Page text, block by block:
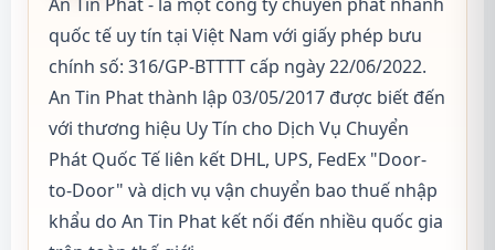
quốc tế uy tín tại Việt Nam với giấy phép bưu
chính số: 316/GP-BTTTT cấp ngày 22/06/2022.
An Tin Phat thành lập 03/05/2017 được biết đến
với thương hiệu Uy Tín cho Dịch Vụ Chuyển
Phát Quốc Tế liên kết DHL, UPS, FedEx "Door-
to-Door" và dịch vụ vận chuyển bao thuế nhập
khẩu do An Tin Phat kết nối đến nhiều quốc gia